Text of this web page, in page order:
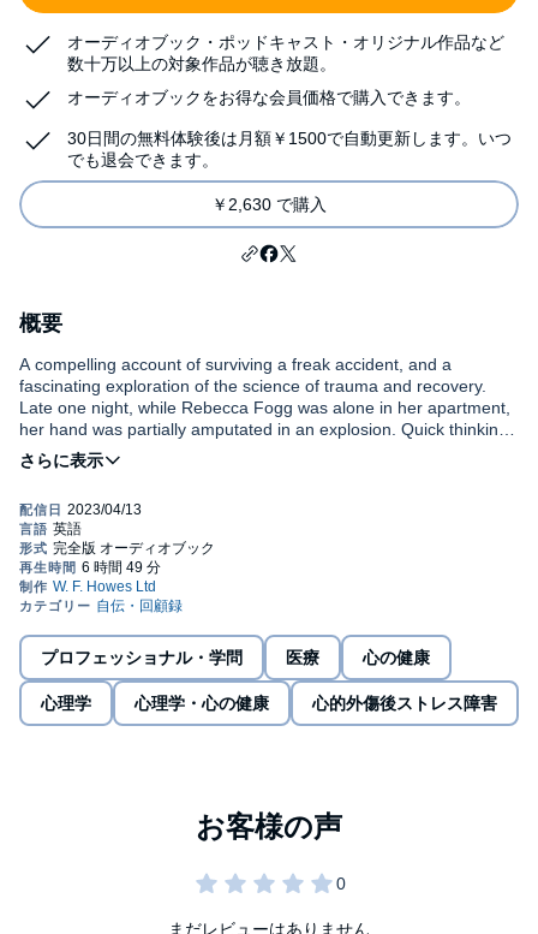
オーディオブック・ポッドキャスト・オリジナル作品など
数十万以上の対象作品が聴き放題。
オーディオブックをお得な会員価格で購入できます。
30日間の無料体験後は月額￥1500で自動更新します。いつ
でも退会できます。
￥2,630 で購入
概要
A compelling account of surviving a freak accident, and a
fascinating exploration of the science of trauma and recovery.
Late one night, while Rebecca Fogg was alone in her apartment,
her hand was partially amputated in an explosion. Quick thinking
saved her life, but the journey to recovery would be a slow one.
As the doctors rebuilt her hand, Rebecca (who also survived
and psychological process of recovery.
Interspersing the personal with the medical, Rebecca charts her
year of rehabilitation, touching on the marvelously adaptable
anatomy of the hand; how the brain's fight-or-flight mechanism
enables us to react instantly to danger; and why trauma causes
lease on life.
Told with emotional and intellectual clarity, Beautiful Trauma is a
celebration of the resilience of the human spirit and the power we
all hold in our hands.©2023 Rebecca Fogg (P)2023 Penguin
Random House LLC
プロフェッショナル・学問 医療 心の健康
心理学 心理学・心の健康 心的外傷後ストレス障害
まだレビューはありません